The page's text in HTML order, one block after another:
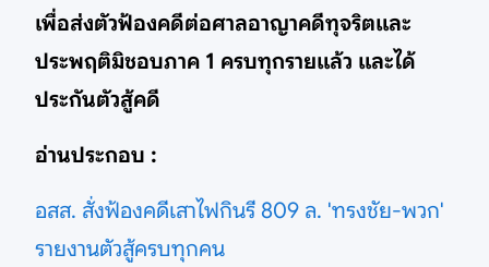
เพื่อส่งตัวฟ้องคดีต่อศาลอาญาคดีทุจริตและ
ประพฤติมิชอบภาค 1 ครบทุกรายแล้ว และได้
ประกันตัวสู้คดี
อ่านประกอบ :
อสส. สั่งฟ้องคดีเสาไฟกินรี 809 ล. 'ทรงชัย-พวก'
รายงานตัวสู้ครบทุกคน